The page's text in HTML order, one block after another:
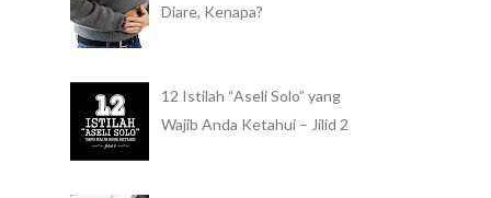
Diare, Kenapa?
12 Istilah “Aseli Solo” yang
Wajib Anda Ketahui – Jilid 2